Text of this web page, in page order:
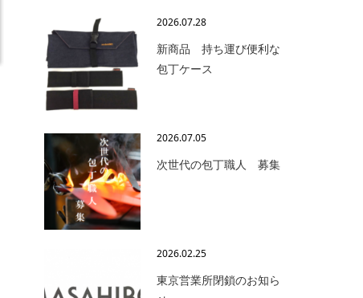
2026.07.28
新商品 持ち運び便利な
包丁ケース
2026.07.05
次世代の包丁職人 募集
2026.02.25
東京営業所閉鎖のお知ら